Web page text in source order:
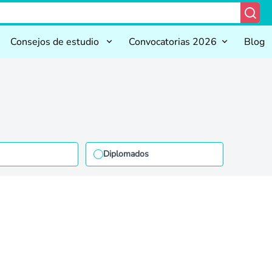
Consejos de estudio Convocatorias 2026 Blog
Diplomados